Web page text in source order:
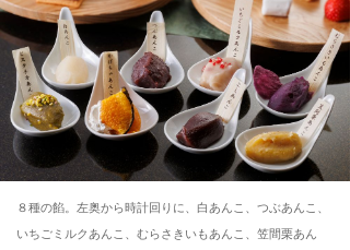
８種の餡。左奥から時計回りに、白あんこ、つぶあんこ、
いちごミルクあんこ、むらさきいもあんこ、笠間栗あん